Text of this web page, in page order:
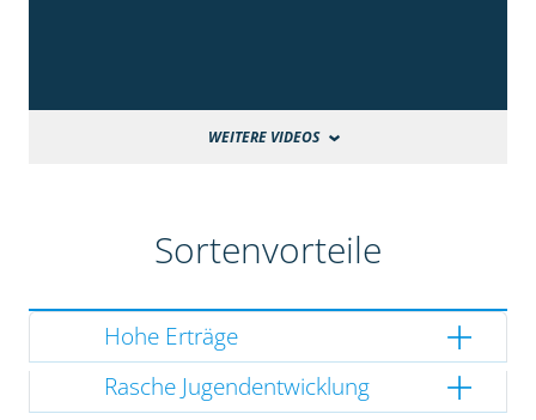
WEITERE VIDEOS
Sortenvorteile
Hohe Erträge
Rasche Jugendentwicklung